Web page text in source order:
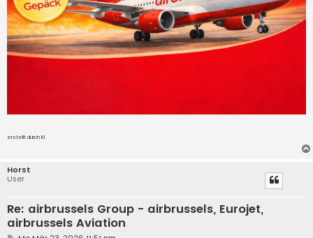
erstellt durch KI
Horst
User
Re: airbrussels Group - airbrussels, Eurojet,
airbrussels Aviation